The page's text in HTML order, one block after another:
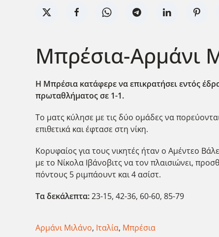
Μπρέσια-Αρμάνι
Η Μπρέσια κατάφερε να επικρατήσει εντός
πρωταθλήματος σε 1-1.
Το ματς κύλησε με τις δύο ομάδες να
επιθετικά και έφτασε στη νίκη.
Κορυφαίος για τους νικητές ήταν ο Αμέντεο
με το Νίκολα Ιβάνοβιτς να τον πλαισιώνει,
πόντους 5 ριμπάουντ και 4 ασίστ.
Τα δεκάλεπτα:23-15, 42-36, 60-60, 85-79
Αρμάνι Μιλάνο, Ιταλία, Μπρέσια